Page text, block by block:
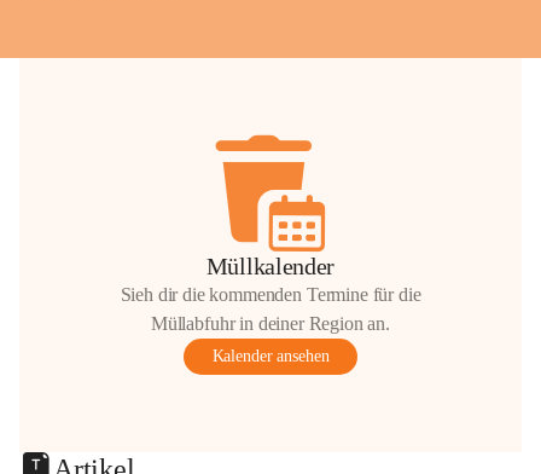
Müllkalender
Sieh dir die kommenden Termine für die
Müllabfuhr in deiner Region an.
Kalender ansehen